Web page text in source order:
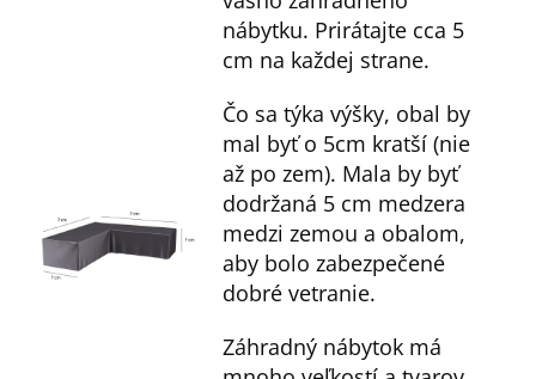
nábytku. Prirátajte cca 5
cm na každej strane.
Čo sa týka výšky, obal by
mal byť o 5cm kratší (nie
až po zem). Mala by byť
dodržaná 5 cm medzera
medzi zemou a obalom,
aby bolo zabezpečené
dobré vetranie.
Záhradný nábytok má